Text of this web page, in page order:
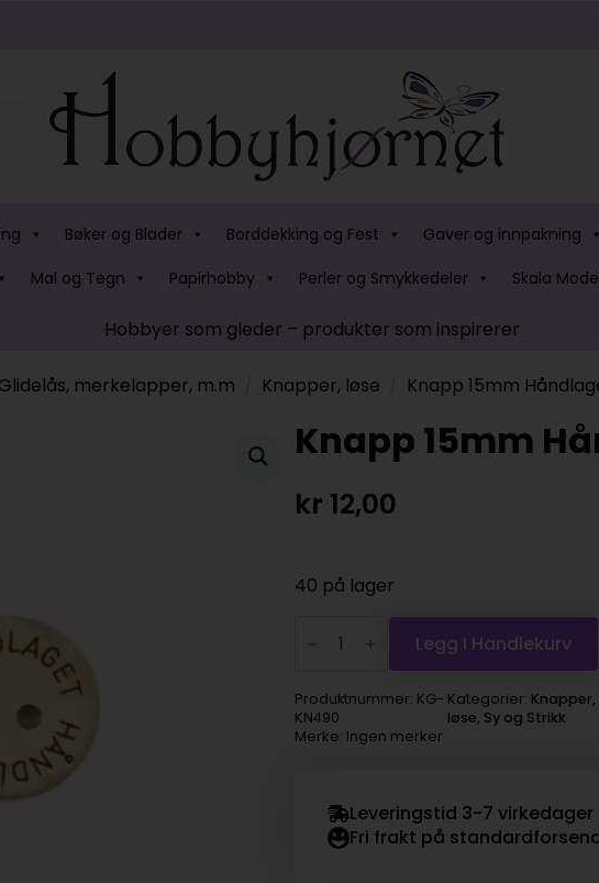
Bøker og Blader Borddekking og Fest Gaver og innpakning
Mal og Tegn Papirhobby Perler og Smykkedeler Skala
Hobbyer som gleder – produkter som inspirerer
merkelapper, m.m Knapper, løse Knapp 15mm
Knapp 15mm
kr 12,00
40 på lager
15mm
Håndlaget
Legg I Handlekurv
Produktnummer: KG-
KN490
Kategorier:
løse, Sy og Strikk
Merke: Ingen merker
Leveringstid 3-7 virkedager
Fri frakt på